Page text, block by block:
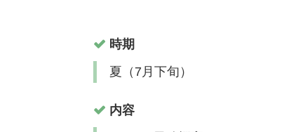
時期
夏（7月下旬）
内容